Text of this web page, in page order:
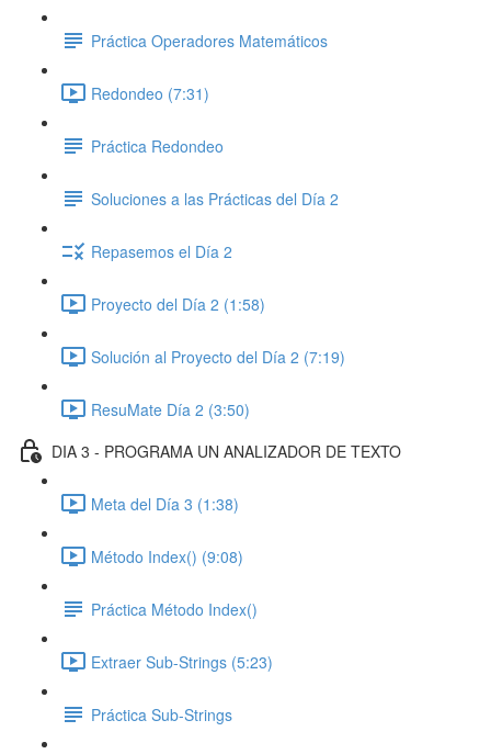
Práctica Operadores Matemáticos
Redondeo (7:31)
Práctica Redondeo
Soluciones a las Prácticas del Día 2
Repasemos el Día 2
Proyecto del Día 2 (1:58)
Solución al Proyecto del Día 2 (7:19)
ResuMate Día 2 (3:50)
DIA 3 - PROGRAMA UN ANALIZADOR DE TEXTO
Meta del Día 3 (1:38)
Método Index() (9:08)
Práctica Método Index()
Extraer Sub-Strings (5:23)
Práctica Sub-Strings